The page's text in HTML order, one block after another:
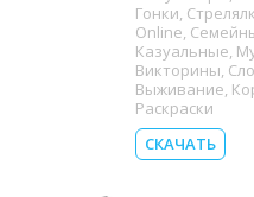
Гонки,
Online,
Казуальные,
Викторины,
Выживание,
Раскраски
СКАЧАТЬ